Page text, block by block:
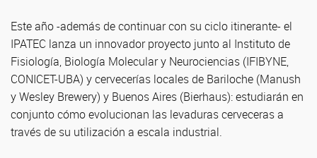
Este año -además de continuar con su ciclo itinerante- el
IPATEC lanza un innovador proyecto junto al Instituto de
Fisiología, Biología Molecular y Neurociencias (IFIBYNE,
CONICET-UBA) y cervecerías locales de Bariloche (Manush
y Wesley Brewery) y Buenos Aires (Bierhaus): estudiarán en
conjunto cómo evolucionan las levaduras cerveceras a
través de su utilización a escala industrial.